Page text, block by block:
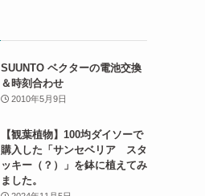
SUUNTO ベクターの電池交換
＆時刻合わせ
2010年5月9日
【観葉植物】100均ダイソーで
購入した「サンセベリア スタ
ッキー（？）」を鉢に植えてみ
ました。